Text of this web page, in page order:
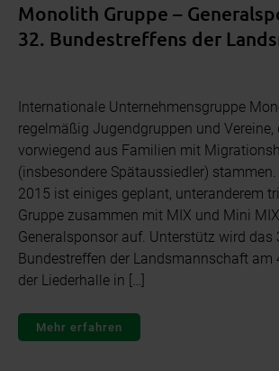
Monolith Gruppe –
32. Bundestreffens der
Internationale Unternehmensgruppe
regelmäßig Jugendgruppen und
vorwiegend aus Familien mit
(insbesondere Spätaussiedler)
2015 ist einiges geplant, unteranderem
Gruppe zusammen mit MIX und Mini
Generalsponsor auf. Unterstütz wird das
Bundestreffen der Landsmannschaft am
der Liederhalle in […]
Mehr erfahren